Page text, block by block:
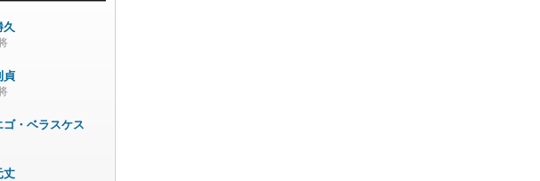
久
貞
ゴ・ベラスケス
丈